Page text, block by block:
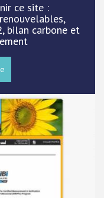
ce site :
bilan carbone et